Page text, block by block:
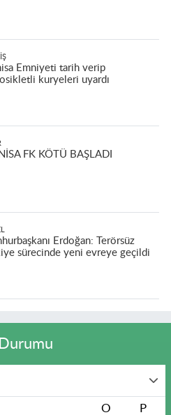
Emniyeti tarih verip
kuryeleri uyardı
FK KÖTÜ BAŞLADI
Erdoğan: Terörsüz
sürecinde yeni evreye geçildi
O P